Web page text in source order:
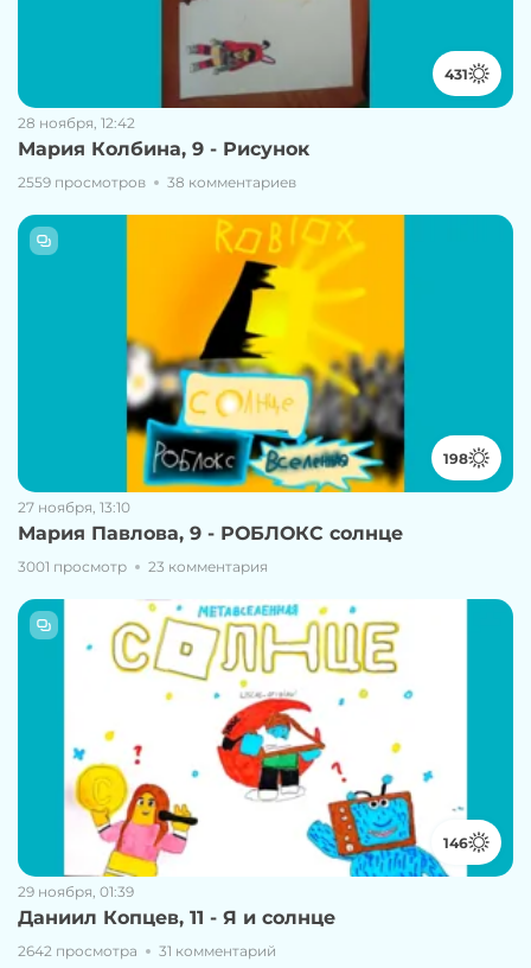
431
28 ноября, 12:42
Мария Колбина, 9 - Рисунок
2559 просмотров 38 комментариев
198
27 ноября, 13:10
Мария Павлова, 9 - РОБЛОКС солнце
3001 просмотр 23 комментария
146
29 ноября, 01:39
Даниил Копцев, 11 - Я и солнце
2642 просмотра 31 комментарий